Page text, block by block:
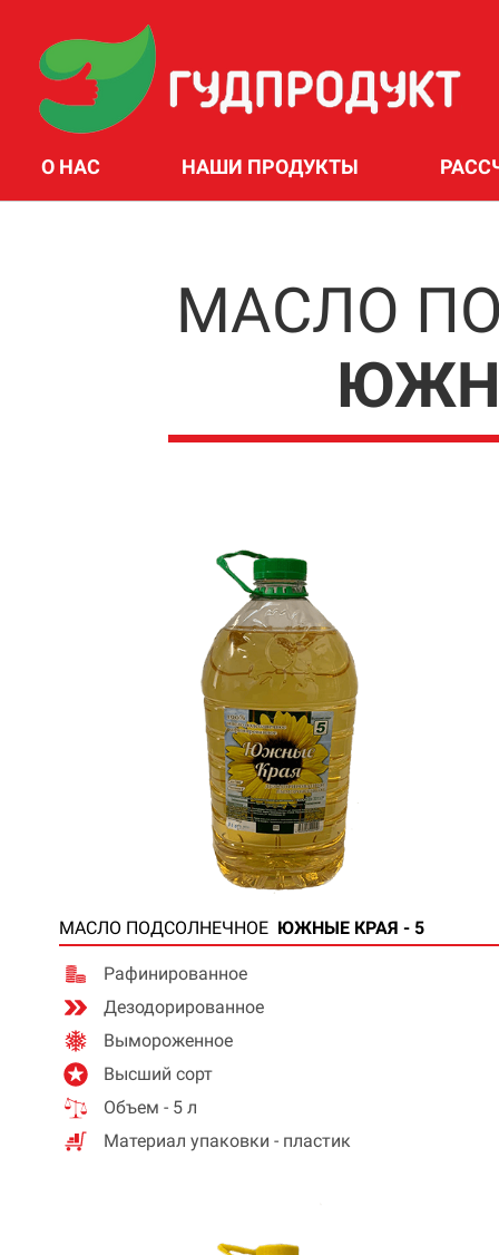
О НАС НАШИ ПРОДУКТЫ
МАСЛО
МАСЛО ПОДСОЛНЕЧНОЕ ЮЖНЫЕ КРАЯ - 5
Рафинированное
Дезодорированное
Вымороженное
Высший сорт
Объем - 5 л
Материал упаковки - пластик